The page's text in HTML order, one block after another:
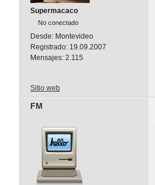
Supermacaco
No conectado
Desde: Montevideo
Registrado: 19.09.2007
Mensajes: 2.115
Sitio web
FM